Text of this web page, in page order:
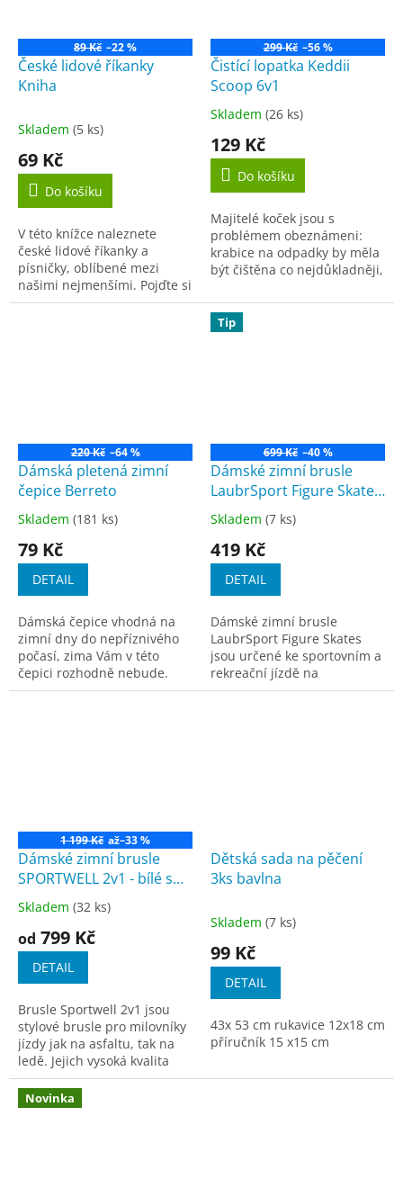
89 Kč –22 %
České lidové říkanky
Kniha
Skladem (5 ks)
69 Kč
Do košíku
V této knížce naleznete
české lidové říkanky a
písničky, oblíbené mezi
našimi nejmenšími. Pojďte si
je říkat se svými dětmi a
299 Kč –56 %
Čistící lopatka Keddii
Scoop 6v1
Průměrné
produktu
5,0
5
hvězdiček.
Skladem (26 ks)
129 Kč
Do košíku
Majitelé koček jsou s
problémem obeznámeni:
krabice na odpadky by měla
být čištěna co nejdůkladněji,
odpadků by se mělo
promarnit. Běžné lopatky
pro...
220 Kč –64 %
Dámská pletená zimní
čepice Berreto
Průměrné
produktu
5,0
5
hvězdiček.
Skladem (181 ks)
79 Kč
DETAIL
Dámská čepice vhodná na
zimní dny do nepříznivého
počasí, zima Vám v této
čepici rozhodně nebude.
Velikosti jsou pouze
Tip
699 Kč –40 %
Dámské zimní brusle
LaubrSport Figure Skates
bílé vel. 31-41
Průměrné
produktu
3,3
5
hvězdiček.
Skladem (7 ks)
419 Kč
DETAIL
Dámské zimní brusle
LaubrSport Figure Skates
jsou určené ke sportovním a
rekreační jízdě na
přírodních nebo umělých
1 199 Kč až–33 %
Dámské zimní brusle
SPORTWELL 2v1 - bílé s
růžovými doplňky
Průměrné
produktu
3,5
5
hvězdiček.
Skladem (32 ks)
od 799 Kč
DETAIL
Brusle Sportwell 2v1 jsou
stylové brusle pro milovníky
jízdy jak na asfaltu, tak na
ledě. Jejich vysoká kvalita
zaručuje dlouhou životnost a
vysokou odolnost vůči...
Dětská sada na pěčení
3ks bavlna
Skladem (7 ks)
99 Kč
DETAIL
43x 53 cm rukavice 12x18 cm
příručník 15 x15 cm
Novinka